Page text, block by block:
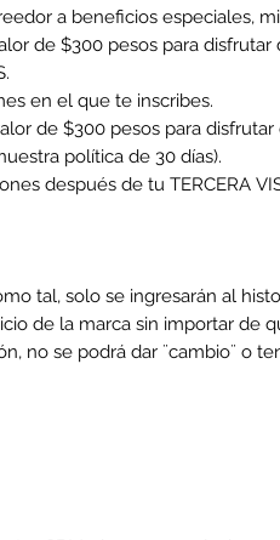
a beneficios especiales,
de $300 pesos para
en el que te inscribes.
de $300 pesos para
política de 30 días).
después de tu TERCERA
tal, solo se ingresarán al
de la marca sin importar de
no se podrá dar ¨cambio¨ o